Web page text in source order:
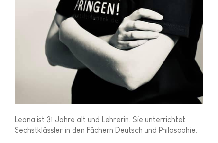
Leona ist 31 Jahre alt und Lehrerin. Sie unterrichtet
Sechstklässler in den Fächern Deutsch und Philosophie.